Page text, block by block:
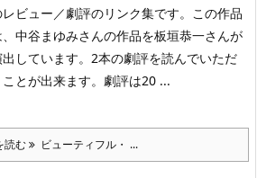
ビュー／劇評のリンク集です。この作品
、中谷まゆみさんの作品を板垣恭一さんが
しています。2本の劇評を読んでいただ
ことが出来ます。劇評は20 ...
読む ビューティフル・ ...